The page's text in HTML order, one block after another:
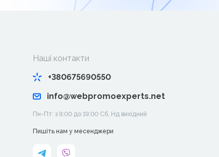
Наші контакти
+380675690550
info@webpromoexperts.net
Пн-Пт: з 9:00 до 19:00 Cб, Нд вихідний
Пишіть нам у месенджери